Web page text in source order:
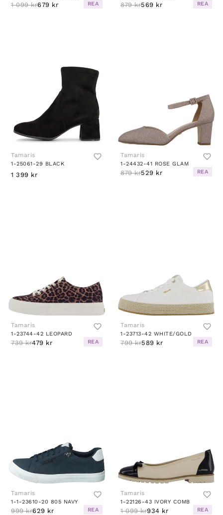
1 099 kr679 kr REA 879 kr569 kr REA
Tamaris
1-25061-29 BLACK
1 399 kr
Tamaris
1-24432-41 ROSE GLAM
879 kr529 kr REA
Tamaris
1-23744-42 LEOPARD
739 kr479 kr REA
Tamaris
1-23713-42 WHITE/GOLD
799 kr589 kr REA
Tamaris
1-1-23610-20 805 NAVY
999 kr629 kr REA
Tamaris
1-22126-43 IVORY COMB
1 099 kr934 kr REA